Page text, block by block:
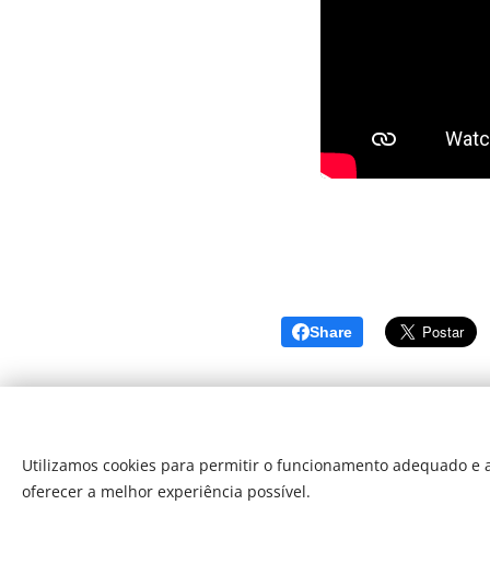
Share
Utilizamos cookies para permitir o funcionamento adequado e
oferecer a melhor experiência possível.